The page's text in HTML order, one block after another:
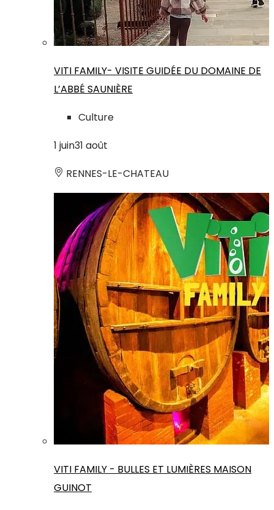
VITI FAMILY- VISITE GUIDÉE DU DOMAINE DE
L’ABBÉ SAUNIÈRE
Culture
1 juin31 août
RENNES-LE-CHATEAU
VITI FAMILY - BULLES ET LUMIÈRES MAISON
GUINOT